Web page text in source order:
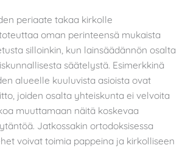
periaate takaa kirkolle
oman perinteensä mukaista
silloinkin, kun lainsäädännön osalta
säätelystä. Esimerkkinä
alueelle kuuluvista asioista ovat
joiden osalta yhteiskunta ei velvoita
muuttamaan näitä koskevaa
Jatkossakin ortodoksisessa
voivat toimia pappeina ja kirkolliseen